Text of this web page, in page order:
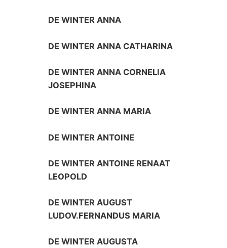
DE WINTER ANNA
DE WINTER ANNA CATHARINA
DE WINTER ANNA CORNELIA
JOSEPHINA
DE WINTER ANNA MARIA
DE WINTER ANTOINE
DE WINTER ANTOINE RENAAT
LEOPOLD
DE WINTER AUGUST
LUDOV.FERNANDUS MARIA
DE WINTER AUGUSTA